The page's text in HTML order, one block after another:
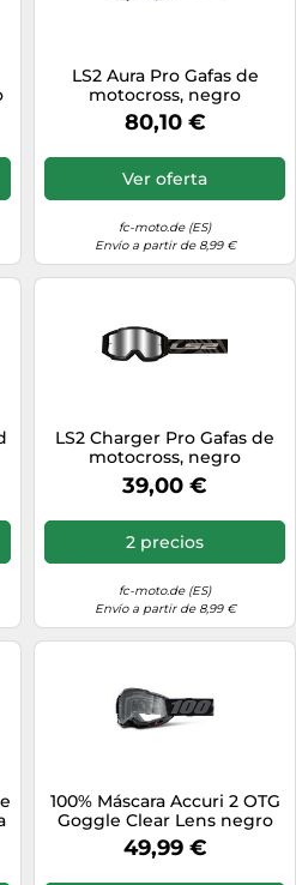
LS2 Aura Pro Gafas de
motocross, negro
80,10 €
Ver oferta
fc-moto.de (ES)
Envío a partir de 8,99 €
LS2 Charger Pro Gafas de
motocross, negro
39,00 €
2 precios
fc-moto.de (ES)
Envío a partir de 8,99 €
100% Máscara Accuri 2 OTG
Goggle Clear Lens negro
49,99 €